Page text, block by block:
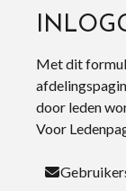
Met dit
door leden
Voor